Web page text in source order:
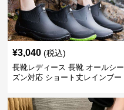
¥3,040 (税込)
長靴レディース 長靴 オールシー
ズン対応 ショート丈レインブー